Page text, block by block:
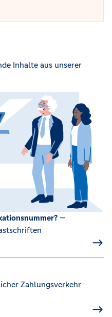
Inhalte aus unserer
—
Zahlungsverkehr